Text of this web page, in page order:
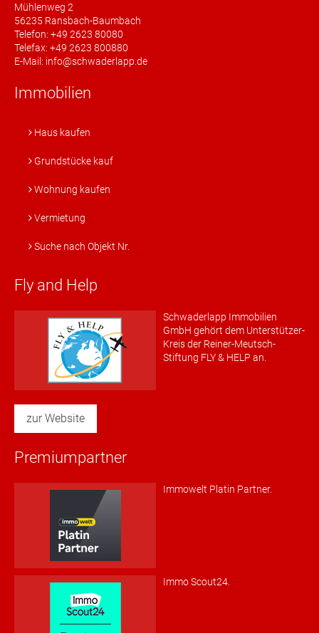
Mühlenweg 2
56235 Ransbach-Baumbach
Telefon: +49 2623 80080
Telefax: +49 2623 800880
E-Mail: info@schwaderlapp.de
Immobilien
Haus kaufen
Grundstücke kauf
Wohnung kaufen
Vermietung
Suche nach Objekt Nr.
Fly and Help
Schwaderlapp Immobilien
GmbH gehört dem Unterstützer-
Kreis der Reiner-Meutsch-
Stiftung FLY & HELP an.
zur Website
Premiumpartner
Immowelt Platin Partner.
Immo Scout24.